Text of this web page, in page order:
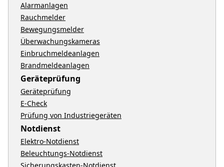
Alarmanlagen
Rauchmelder
Bewegungsmelder
Überwachungskameras
Einbruchmeldeanlagen
Brandmeldeanlagen
Geräteprüfung
Geräteprüfung
E-Check
Prüfung von Industriegeräten
Notdienst
Elektro-Notdienst
Beleuchtungs-Notdienst